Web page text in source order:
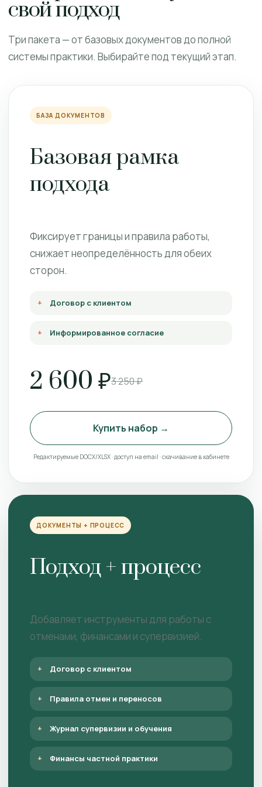
свой подход
Три пакета — от базовых документов до полной
системы практики. Выбирайте под текущий этап.
БАЗА ДОКУМЕНТОВ
Базовая рамка
подхода
Фиксирует границы и правила работы,
снижает неопределённость для обеих
сторон.
Договор с клиентом
Информированное согласие
2 600 ₽3 250 ₽
Купить набор →
Редактируемые DOCX/XLSX · доступ на email · скачивание в кабинете
ДОКУМЕНТЫ + ПРОЦЕСС
Подход + процесс
Добавляет инструменты для работы с
отменами, финансами и супервизией.
Договор с клиентом
Правила отмен и переносов
Журнал супервизии и обучения
Финансы частной практики